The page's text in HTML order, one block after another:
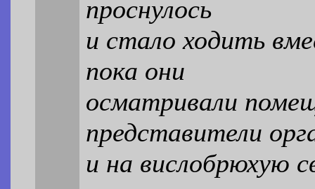
проснулось
и стало ходить
пока они
осматривали
представители
и на вислобрюхую